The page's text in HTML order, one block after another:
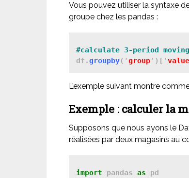
Vous pouvez utiliser la syntaxe
groupe chez les pandas :
#calculate 3-period
df.groupby('group')['
L’exemple suivant montre
Exemple : calculer la
Supposons que nous ayons le
réalisées par deux magasins au
import pandas as pd